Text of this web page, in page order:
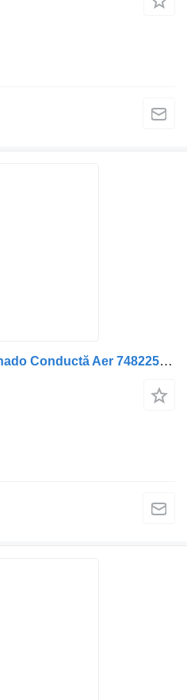
Mangueira de ar condicionado Conductă Aer 7482250831 para camião Renault